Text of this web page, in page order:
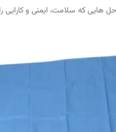
هایی که سلامت، ایمنی و کارایی